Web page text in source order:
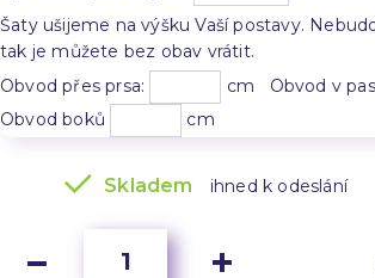
Šaty ušijeme na výšku Vaší postavy.
tak je můžete bez obav vrátit.
Obvod přes prsa:
cm Obvod v
Obvod boků
cm
Skladem ihned k odeslání